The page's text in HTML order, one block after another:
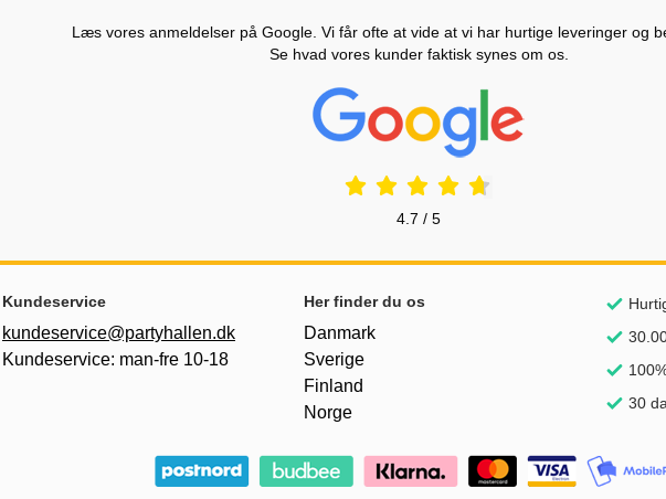
Læs vores anmeldelser på Google. Vi får ofte at vide at vi har hurtige leveringer og
Se hvad vores kunder faktisk synes om os.
Prisjakt Anmeldelser: 4.7 Stjerne
4.7 / 5
og links
Kundeservice
kundeservice@partyhallen.dk
Kundeservice: man-fre 10-18
Her finder du os
Danmark
Sverige
Finland
Norge
30